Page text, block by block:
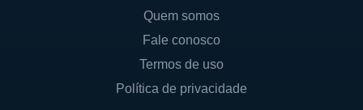
de medidas de eficiência e modernização de
suas operações, garantindo a continuidade
do serviço e a satisfação de seus
consumidores.
Quem somos
Fale conosco
Termos de uso
Política de privacidade